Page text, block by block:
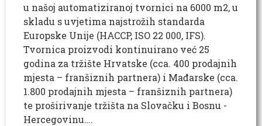
u našoj automatiziranoj tvornici na 6000 m2, u
skladu s uvjetima najstrožih standarda
Europske Unije (HACCP, ISO 22 000, IFS).
Tvornica proizvodi kontinuirano već 25
godina za tržište Hrvatske (cca. 400 prodajnih
mjesta – franšiznih partnera) i Mađarske (cca.
1.800 prodajnih mjesta – franšiznih partnera)
te proširivanje tržišta na Slovačku i Bosnu -
Hercegovinu….